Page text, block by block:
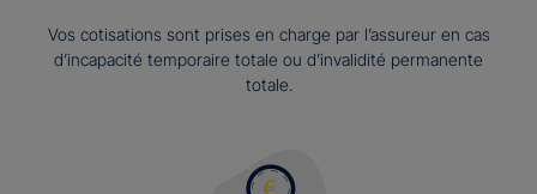
Vos cotisations sont prises en charge par l’assureur en cas
d’incapacité temporaire totale ou d’invalidité permanente
totale.